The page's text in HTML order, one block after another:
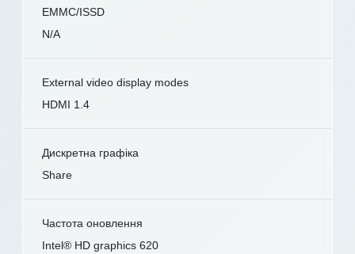
EMMC/ISSD
N/A
External video display modes
HDMI 1.4
Дискретна графіка
Share
Частота оновлення
Intel® HD graphics 620